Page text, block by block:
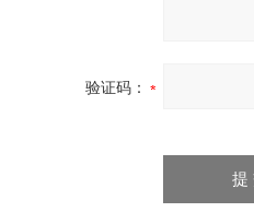
验证码：